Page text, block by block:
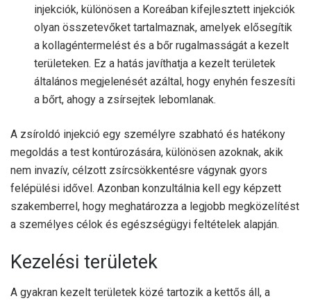
injekciók, különösen a Koreában kifejlesztett injekciók
olyan összetevőket tartalmaznak, amelyek elősegítik
a kollagéntermelést és a bőr rugalmasságát a kezelt
területeken. Ez a hatás javíthatja a kezelt területek
általános megjelenését azáltal, hogy enyhén feszesíti
a bőrt, ahogy a zsírsejtek lebomlanak.
A zsíroldó injekció egy személyre szabható és hatékony
megoldás a test kontúrozására, különösen azoknak, akik
nem invazív, célzott zsírcsökkentésre vágynak gyors
felépülési idővel. Azonban konzultálnia kell egy képzett
szakemberrel, hogy meghatározza a legjobb megközelítést
a személyes célok és egészségügyi feltételek alapján.
Kezelési területek
A gyakran kezelt területek közé tartozik a kettős áll, a